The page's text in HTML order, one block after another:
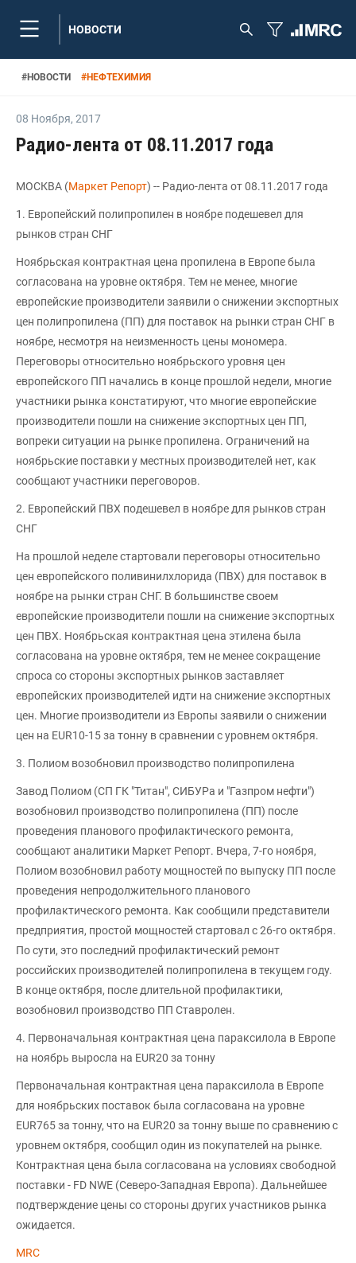
НОВОСТИ
#НОВОСТИ #НЕФТЕХИМИЯ
08 Ноября, 2017
Радио-лента от 08.11.2017 года
МОСКВА (Маркет Репорт) -- Радио-лента от 08.11.2017 года
1. Европейский полипропилен в ноябре подешевел для
рынков стран СНГ
Ноябрьская контрактная цена пропилена в Европе была
согласована на уровне октября. Тем не менее, многие
европейские производители заявили о снижении экспортных
цен полипропилена (ПП) для поставок на рынки стран СНГ в
ноябре, несмотря на неизменность цены мономера.
Переговоры относительно ноябрьского уровня цен
европейского ПП начались в конце прошлой недели, многие
участники рынка констатируют, что многие европейские
производители пошли на снижение экспортных цен ПП,
вопреки ситуации на рынке пропилена. Ограничений на
ноябрьские поставки у местных производителей нет, как
сообщают участники переговоров.
2. Европейский ПВХ подешевел в ноябре для рынков стран
СНГ
На прошлой неделе стартовали переговоры относительно
цен европейского поливинилхлорида (ПВХ) для поставок в
ноябре на рынки стран СНГ. В большинстве своем
европейские производители пошли на снижение экспортных
цен ПВХ. Ноябрьская контрактная цена этилена была
согласована на уровне октября, тем не менее сокращение
спроса со стороны экспортных рынков заставляет
европейских производителей идти на снижение экспортных
цен. Многие производители из Европы заявили о снижении
цен на EUR10-15 за тонну в сравнении с уровнем октября.
3. Полиом возобновил производство полипропилена
Завод Полиом (СП ГК "Титан", СИБУРа и "Газпром нефти")
возобновил производство полипропилена (ПП) после
проведения планового профилактического ремонта,
сообщают аналитики Маркет Репорт. Вчера, 7-го ноября,
Полиом возобновил работу мощностей по выпуску ПП после
проведения непродолжительного планового
профилактического ремонта. Как сообщили представители
предприятия, простой мощностей стартовал с 26-го октября.
По сути, это последний профилактический ремонт
российских производителей полипропилена в текущем году.
В конце октября, после длительной профилактики,
возобновил производство ПП Ставролен.
4. Первоначальная контрактная цена параксилола в Европе
на ноябрь выросла на EUR20 за тонну
Первоначальная контрактная цена параксилола в Европе
для ноябрьских поставок была согласована на уровне
EUR765 за тонну, что на EUR20 за тонну выше по сравнению с
уровнем октября, сообщил один из покупателей на рынке.
Контрактная цена была согласована на условиях свободной
поставки - FD NWE (Северо-Западная Европа). Дальнейшее
подтверждение цены со стороны других участников рынка
ожидается.
MRC